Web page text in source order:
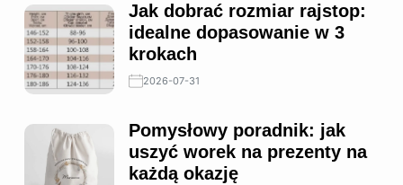
Jak dobrać rozmiar rajstop:
idealne dopasowanie w 3
krokach
2026-07-31
Pomysłowy poradnik: jak
uszyć worek na prezenty na
każdą okazję